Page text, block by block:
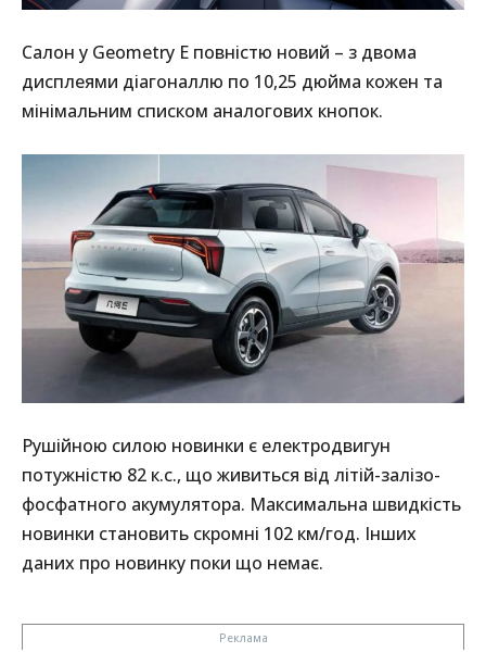
Салон у Geometry E повністю новий – з двома
дисплеями діагоналлю по 10,25 дюйма кожен та
мінімальним списком аналогових кнопок.
Рушійною силою новинки є електродвигун
потужністю 82 к.с., що живиться від літій-залізо-
фосфатного акумулятора. Максимальна швидкість
новинки становить скромні 102 км/год. Інших
даних про новинку поки що немає.